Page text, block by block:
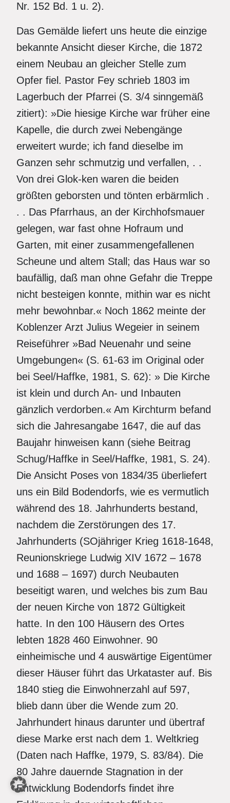
Nr. 152 Bd. 1 u. 2).
Das Gemälde liefert uns heute die einzige
bekannte Ansicht dieser Kirche, die 1872
einem Neubau an gleicher Stelle zum
Opfer fiel. Pastor Fey schrieb 1803 im
Lagerbuch der Pfarrei (S. 3/4 sinngemäß
zitiert): »Die hiesige Kirche war früher eine
Kapelle, die durch zwei Nebengänge
erweitert wurde; ich fand dieselbe im
Ganzen sehr schmutzig und verfallen, . .
Von drei Glok-ken waren die beiden
größten geborsten und tönten erbärmlich .
. . Das Pfarrhaus, an der Kirchhofsmauer
gelegen, war fast ohne Hofraum und
Garten, mit einer zusammengefallenen
Scheune und altem Stall; das Haus war so
baufällig, daß man ohne Gefahr die Treppe
nicht besteigen konnte, mithin war es nicht
mehr bewohnbar.« Noch 1862 meinte der
Koblenzer Arzt Julius Wegeier in seinem
Reiseführer »Bad Neuenahr und seine
Umgebungen« (S. 61-63 im Original oder
bei Seel/Haffke, 1981, S. 62): » Die Kirche
ist klein und durch An- und Inbauten
gänzlich verdorben.« Am Kirchturm befand
sich die Jahresangabe 1647, die auf das
Baujahr hinweisen kann (siehe Beitrag
Schug/Haffke in Seel/Haffke, 1981, S. 24).
Die Ansicht Poses von 1834/35 überliefert
uns ein Bild Bodendorfs, wie es vermutlich
während des 18. Jahrhunderts bestand,
nachdem die Zerstörungen des 17.
Jahrhunderts (SOjähriger Krieg 1618-1648,
Reunionskriege Ludwig XIV 1672 – 1678
und 1688 – 1697) durch Neubauten
beseitigt waren, und welches bis zum Bau
der neuen Kirche von 1872 Gültigkeit
hatte. In den 100 Häusern des Ortes
lebten 1828 460 Einwohner. 90
einheimische und 4 auswärtige Eigentümer
dieser Häuser führt das Urkataster auf. Bis
1840 stieg die Einwohnerzahl auf 597,
blieb dann über die Wende zum 20.
Jahrhundert hinaus darunter und übertraf
diese Marke erst nach dem 1. Weltkrieg
(Daten nach Haffke, 1979, S. 83/84). Die
80 Jahre dauernde Stagnation in der
Entwicklung Bodendorfs findet ihre